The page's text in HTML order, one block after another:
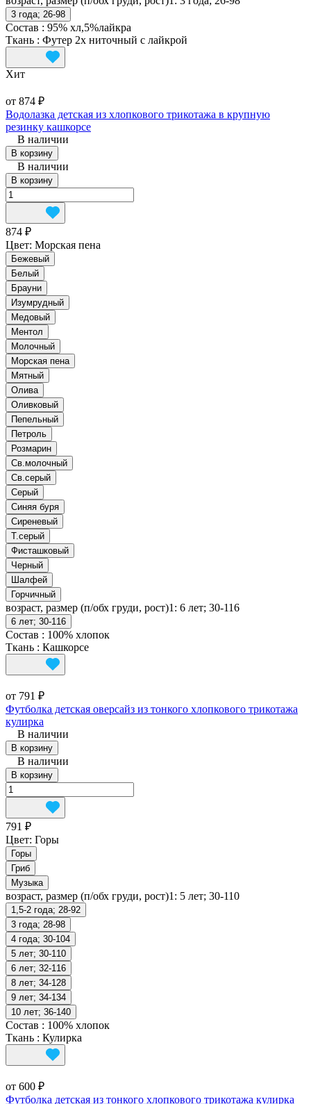
3 года; 26-98
Состав : 95% хл,5%лайкра
Ткань : Футер 2х ниточный с лайкрой
Хит
от 874 ₽
Водолазка детская из хлопкового трикотажа в крупную
резинку кашкорсе
В наличии
В корзину
В наличии
В корзину
874 ₽
Цвет: Морская пена
Бежевый
Белый
Брауни
Изумрудный
Медовый
Ментол
Молочный
Морская пена
Мятный
Олива
Оливковый
Пепельный
Петроль
Розмарин
Св.молочный
Св.серый
Серый
Синяя буря
Сиреневый
Т.серый
Фисташковый
Черный
Шалфей
Горчичный
возраст, размер (п/обх груди, рост)1: 6 лет; 30-116
6 лет; 30-116
Состав : 100% хлопок
Ткань : Кашкорсе
от 791 ₽
Футболка детская оверсайз из тонкого хлопкового трикотажа
кулирка
В наличии
В корзину
В наличии
В корзину
791 ₽
Цвет: Горы
Горы
Гриб
Музыка
возраст, размер (п/обх груди, рост)1: 5 лет; 30-110
1,5-2 года; 28-92
3 года; 28-98
4 года; 30-104
5 лет; 30-110
6 лет; 32-116
8 лет; 34-128
9 лет; 34-134
10 лет; 36-140
Состав : 100% хлопок
Ткань : Кулирка
от 600 ₽
Футболка детская из тонкого хлопкового трикотажа кулирка